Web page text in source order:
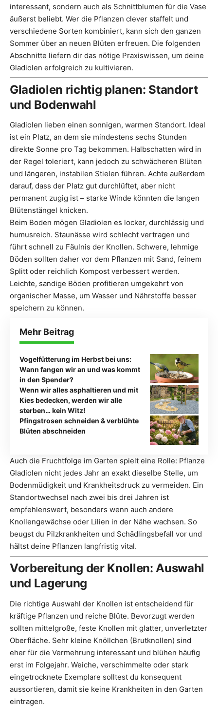
interessant, sondern auch als Schnittblumen für die Vase
äußerst beliebt. Wer die Pflanzen clever staffelt und
verschiedene Sorten kombiniert, kann sich den ganzen
Sommer über an neuen Blüten erfreuen. Die folgenden
Abschnitte liefern dir das nötige Praxiswissen, um deine
Gladiolen erfolgreich zu kultivieren.
Gladiolen richtig planen: Standort
und Bodenwahl
Gladiolen lieben einen sonnigen, warmen Standort. Ideal
ist ein Platz, an dem sie mindestens sechs Stunden
direkte Sonne pro Tag bekommen. Halbschatten wird in
der Regel toleriert, kann jedoch zu schwächeren Blüten
und längeren, instabilen Stielen führen. Achte außerdem
darauf, dass der Platz gut durchlüftet, aber nicht
permanent zugig ist – starke Winde könnten die langen
Blütenstängel knicken.
Beim Boden mögen Gladiolen es locker, durchlässig und
humusreich. Staunässe wird schlecht vertragen und
führt schnell zu Fäulnis der Knollen. Schwere, lehmige
Böden sollten daher vor dem Pflanzen mit Sand, feinem
Splitt oder reichlich Kompost verbessert werden.
Leichte, sandige Böden profitieren umgekehrt von
organischer Masse, um Wasser und Nährstoffe besser
speichern zu können.
Mehr Beitrag
Vogelfütterung im Herbst bei uns:
Wann fangen wir an und was kommt
in den Spender?
Wenn wir alles asphaltieren und mit
Kies bedecken, werden wir alle
sterben… kein Witz!
Pfingstrosen schneiden & verblühte
Blüten abschneiden
Auch die Fruchtfolge im Garten spielt eine Rolle: Pflanze
Gladiolen nicht jedes Jahr an exakt dieselbe Stelle, um
Bodenmüdigkeit und Krankheitsdruck zu vermeiden. Ein
Standortwechsel nach zwei bis drei Jahren ist
empfehlenswert, besonders wenn auch andere
Knollengewächse oder Lilien in der Nähe wachsen. So
beugst du Pilzkrankheiten und Schädlingsbefall vor und
hältst deine Pflanzen langfristig vital.
Vorbereitung der Knollen: Auswahl
und Lagerung
Die richtige Auswahl der Knollen ist entscheidend für
kräftige Pflanzen und reiche Blüte. Bevorzugt werden
sollten mittelgroße, feste Knollen mit glatter, unverletzter
Oberfläche. Sehr kleine Knöllchen (Brutknollen) sind
eher für die Vermehrung interessant und blühen häufig
erst im Folgejahr. Weiche, verschimmelte oder stark
eingetrocknete Exemplare solltest du konsequent
aussortieren, damit sie keine Krankheiten in den Garten
eintragen.